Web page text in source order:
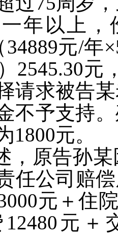
年以上
34889元/年
2545.30元
请求被告
不予支持
1800元。
，原告孙
任公司赔
元＋住
12480 元＋